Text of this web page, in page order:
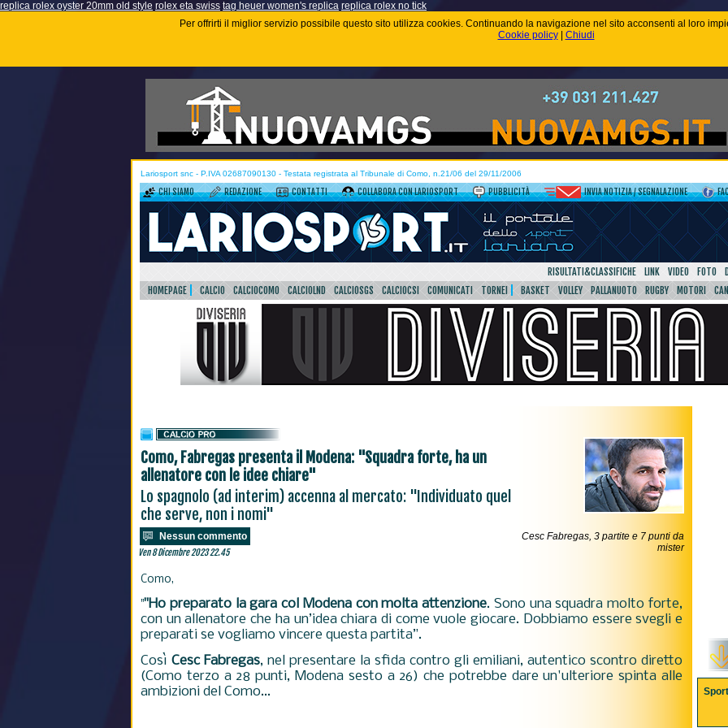
replica rolex oyster 20mm old style rolex eta swiss tag heuer women's replica replica rolex no tick
Per offrirti il miglior servizio possibile questo sito utilizza cookies. Continuando la navigazione nel sito acconsenti al loro
Cookie policy| Chiudi
Lariosport snc - P.IVA 02687090130 - Testata registrata al Tribunale di Como, n.21/06 del 29/11/2006
CHI SIAMO REDAZIONE CONTATTI COLLABORA CON LARIOSPORT PUBBLICITÀ INVIA NOTIZIA / SEGNALAZIONE
RISULTATI&CLASSIFICHE LINK VIDEO FOTO
HOMEPAGE
CALCIO CALCIOCOMO CALCIOLND CALCIOSGS CALCIOCSI COMUNICATI TORNEI BASKET VOLLEY PALLANUOTO RUGBY MOTORI
Como, Fabregas presenta il Modena: "Squadra forte, ha un
allenatore con le idee chiare"
Lo spagnolo (ad interim) accenna al mercato: "Individuato quel
che serve, non i nomi"
Nessun commento
Ven 8 Dicembre 2023 22.45
Cesc Fabregas, 3 partite e 7 punti da
mister
Como,
""Ho preparato la gara col Modena con molta attenzione. Sono una squadra molto forte,
con un allenatore che ha un’idea chiara di come vuole giocare. Dobbiamo essere svegli e
preparati se vogliamo vincere questa partita”.
Così Cesc Fabregas, nel presentare la sfida contro gli emiliani, autentico scontro diretto
(Como terzo a 28 punti, Modena sesto a 26) che potrebbe dare un'ulteriore spinta alle
ambizioni del Como...
Sport